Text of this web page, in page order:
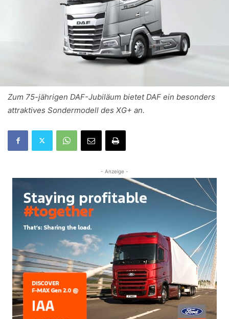
Zum 75-jährigen DAF-Jubiläum bietet DAF ein besonders
attraktives Sondermodell des XG+ an.
- Anzeige -